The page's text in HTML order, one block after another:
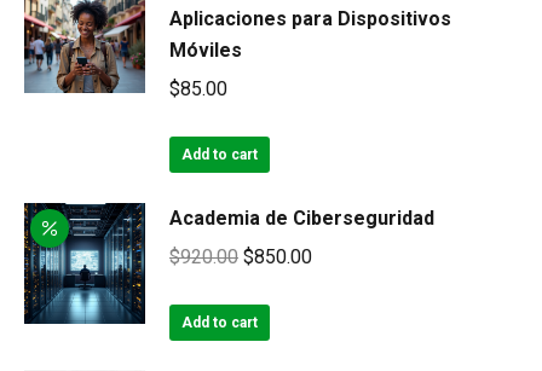
Aplicaciones para Dispositivos
Móviles
$85.00
Add to cart
Academia de Ciberseguridad
$920.00 Original
was:
$850.00Current
Add to cart